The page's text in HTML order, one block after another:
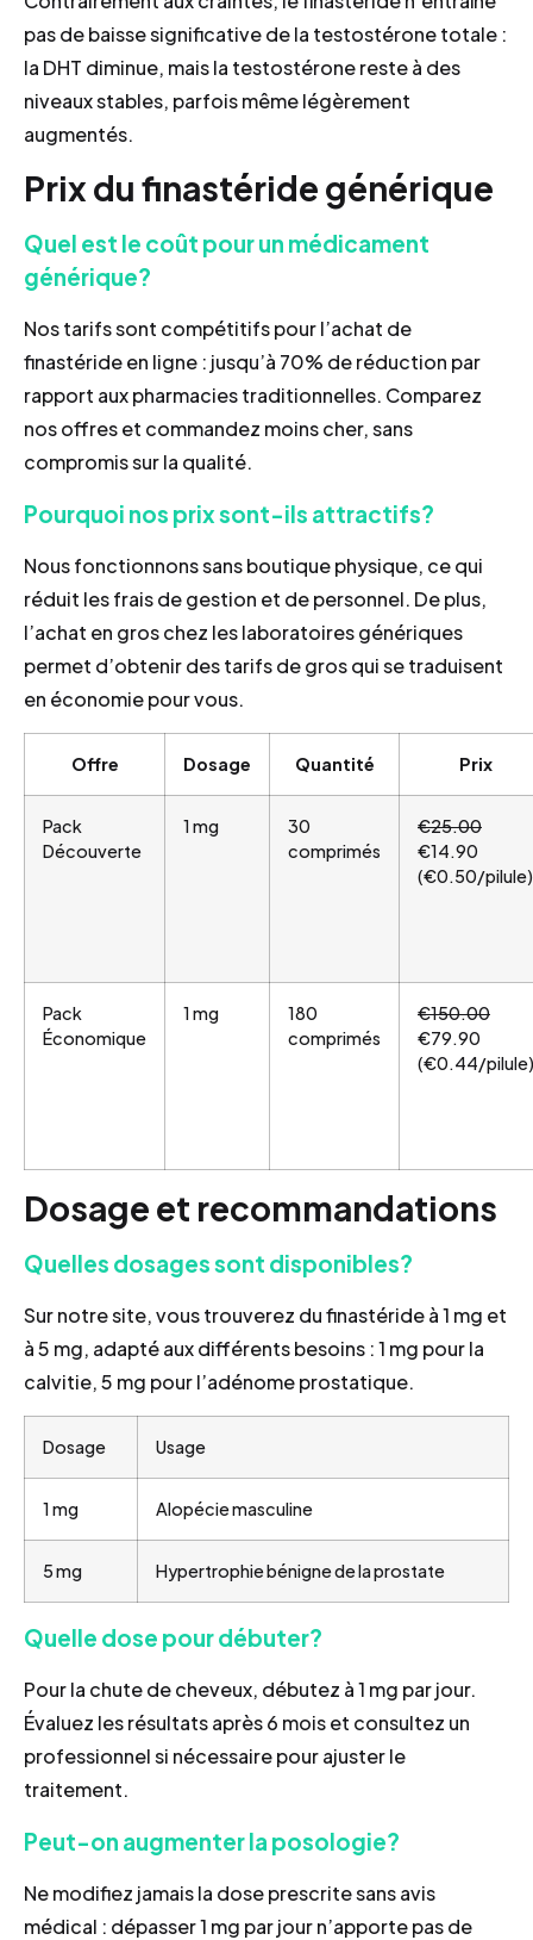
pas de baisse significative de la testostérone totale :
la DHT diminue, mais la testostérone reste à des
niveaux stables, parfois même légèrement
augmentés.
Prix du finastéride générique
Quel est le coût pour un médicament
générique?
Nos tarifs sont compétitifs pour l’achat de
finastéride en ligne : jusqu’à 70% de réduction par
rapport aux pharmacies traditionnelles. Comparez
nos offres et commandez moins cher, sans
compromis sur la qualité.
Pourquoi nos prix sont-ils attractifs?
Nous fonctionnons sans boutique physique, ce qui
réduit les frais de gestion et de personnel. De plus,
l’achat en gros chez les laboratoires génériques
permet d’obtenir des tarifs de gros qui se traduisent
en économie pour vous.
Offre Dosage Quantité Prix
Pack
Découverte
1 mg
30
comprimés
€25.00
€14.90
(€0.50/pilule)
Pack
Économique
1 mg
180
comprimés
€150.00
€79.90
(€0.44/pilule)
Dosage et recommandations
Quelles dosages sont disponibles?
Sur notre site, vous trouverez du finastéride à 1 mg et
à 5 mg, adapté aux différents besoins : 1 mg pour la
calvitie, 5 mg pour l’adénome prostatique.
Dosage Usage
1 mg Alopécie masculine
5 mg Hypertrophie bénigne de la prostate
Quelle dose pour débuter?
Pour la chute de cheveux, débutez à 1 mg par jour.
Évaluez les résultats après 6 mois et consultez un
professionnel si nécessaire pour ajuster le
traitement.
Peut-on augmenter la posologie?
Ne modifiez jamais la dose prescrite sans avis
médical : dépasser 1 mg par jour n’apporte pas de